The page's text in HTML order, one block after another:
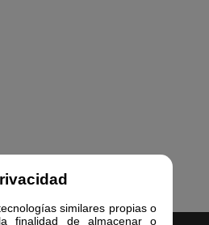
similares propias o
finalidad de almacenar o